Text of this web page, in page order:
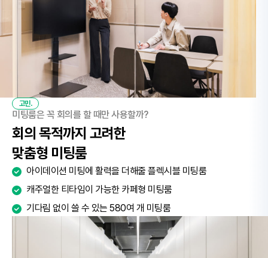
고민.
미팅룸은 꼭 회의를 할 때만 사용할까?
회의 목적까지 고려한
맞춤형 미팅룸
아이데이션 미팅에 활력을 더해줄 플렉시블 미팅룸
캐주얼한 티타임이 가능한 카페형 미팅룸
기다림 없이 쓸 수 있는 580여 개 미팅룸